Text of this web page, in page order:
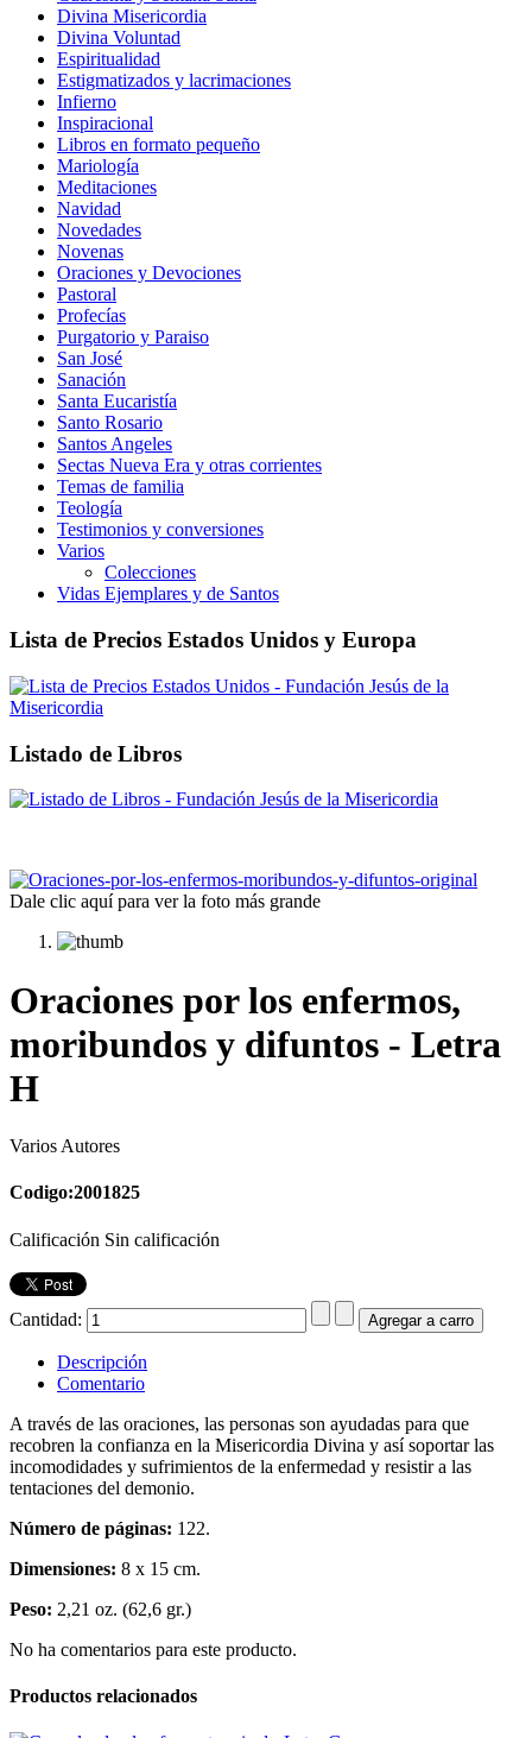
Divina Misericordia
Divina Voluntad
Espiritualidad
Estigmatizados y lacrimaciones
Infierno
Inspiracional
Libros en formato pequeño
Mariología
Meditaciones
Navidad
Novedades
Novenas
Oraciones y Devociones
Pastoral
Profecías
Purgatorio y Paraiso
San José
Sanación
Santa Eucaristía
Santo Rosario
Santos Angeles
Sectas Nueva Era y otras corrientes
Temas de familia
Teología
Testimonios y conversiones
Varios
Colecciones
Vidas Ejemplares y de Santos
Lista de Precios Estados Unidos y Europa
Listado de Libros
Dale clic aquí para ver la foto más grande
Oraciones por los enfermos,
moribundos y difuntos - Letra
H
Varios Autores
Codigo:2001825
Calificación Sin calificación
Cantidad:
Descripción
Comentario
A través de las oraciones, las personas son ayudadas para que
recobren la confianza en la Misericordia Divina y así soportar las
incomodidades y sufrimientos de la enfermedad y resistir a las
tentaciones del demonio.
Número de páginas: 122.
Dimensiones: 8 x 15 cm.
Peso: 2,21 oz. (62,6 gr.)
No ha comentarios para este producto.
Productos relacionados